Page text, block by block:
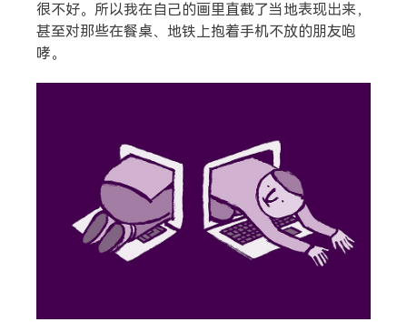
搜索
音乐 微博 杂志
很不好。所以我在自己的画里直截了当地表现出来，
甚至对那些在餐桌、地铁上抱着手机不放的朋友咆
哮。